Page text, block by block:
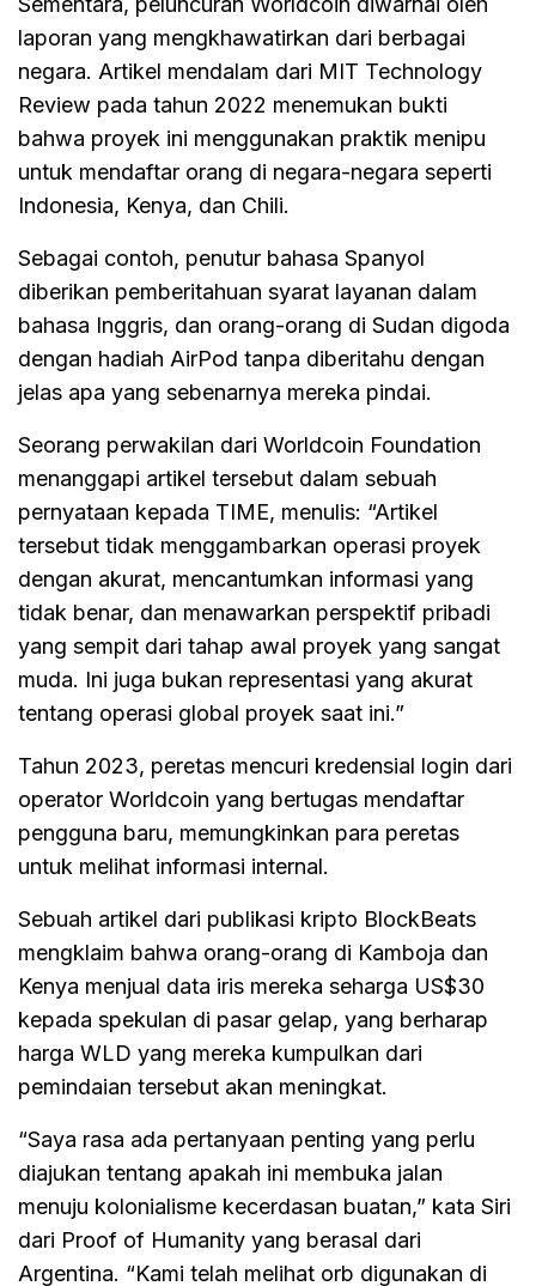
laporan yang mengkhawatirkan dari berbagai
negara. Artikel mendalam dari MIT Technology
Review pada tahun 2022 menemukan bukti
bahwa proyek ini menggunakan praktik menipu
untuk mendaftar orang di negara-negara seperti
Indonesia, Kenya, dan Chili.
Sebagai contoh, penutur bahasa Spanyol
diberikan pemberitahuan syarat layanan dalam
bahasa Inggris, dan orang-orang di Sudan digoda
dengan hadiah AirPod tanpa diberitahu dengan
jelas apa yang sebenarnya mereka pindai.
Seorang perwakilan dari Worldcoin Foundation
menanggapi artikel tersebut dalam sebuah
pernyataan kepada TIME, menulis: “Artikel
tersebut tidak menggambarkan operasi proyek
dengan akurat, mencantumkan informasi yang
tidak benar, dan menawarkan perspektif pribadi
yang sempit dari tahap awal proyek yang sangat
muda. Ini juga bukan representasi yang akurat
tentang operasi global proyek saat ini.”
Tahun 2023, peretas mencuri kredensial login dari
operator Worldcoin yang bertugas mendaftar
pengguna baru, memungkinkan para peretas
untuk melihat informasi internal.
Sebuah artikel dari publikasi kripto BlockBeats
mengklaim bahwa orang-orang di Kamboja dan
Kenya menjual data iris mereka seharga US$30
kepada spekulan di pasar gelap, yang berharap
harga WLD yang mereka kumpulkan dari
pemindaian tersebut akan meningkat.
“Saya rasa ada pertanyaan penting yang perlu
diajukan tentang apakah ini membuka jalan
menuju kolonialisme kecerdasan buatan,” kata Siri
dari Proof of Humanity yang berasal dari
Argentina. “Kami telah melihat orb digunakan di